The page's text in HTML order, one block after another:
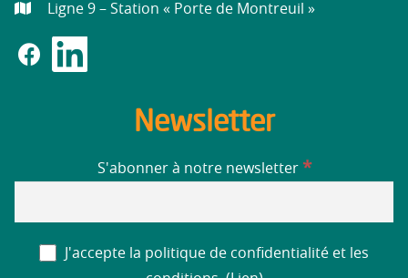
Ligne 9 – Station « Porte de Montreuil »
Newsletter
S'abonner à notre newsletter *
J'accepte la politique de confidentialité et les